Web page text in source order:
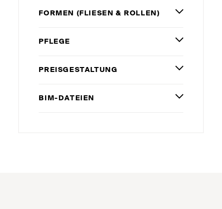
FORMEN (FLIESEN& ROLLEN)
PFLEGE
PREISGESTALTUNG
BIM-DATEIEN